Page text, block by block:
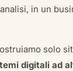
in un
solo
digitali ad